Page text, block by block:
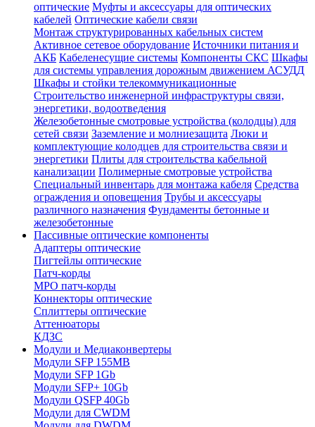
оптические Муфты и аксессуары для оптических
кабелей Оптические кабели связи
Монтаж структурированных кабельных систем
Активное сетевое оборудование Источники питания и
АКБ Кабеленесущие системы Компоненты СКС Шкафы
для системы управления дорожным движением АСУДД
Шкафы и стойки телекоммуникационные
Строительство инженерной инфраструктуры связи,
энергетики, водоотведения
Железобетонные смотровые устройства (колодцы) для
сетей связи Заземление и молниезащита Люки и
комплектующие колодцев для строительства связи и
энергетики Плиты для строительства кабельной
канализации Полимерные смотровые устройства
Специальный инвентарь для монтажа кабеля Средства
ограждения и оповещения Трубы и аксессуары
различного назначения Фундаменты бетонные и
железобетонные
Пассивные оптические компоненты
Адаптеры оптические
Пигтейлы оптические
Патч-корды
MPO патч-корды
Коннекторы оптические
Сплиттеры оптические
Аттенюаторы
КДЗС
Модули и Медиаконвертеры
Модули SFP 155MB
Модули SFP 1Gb
Модули SFP+ 10Gb
Модули QSFP 40Gb
Модули для CWDM